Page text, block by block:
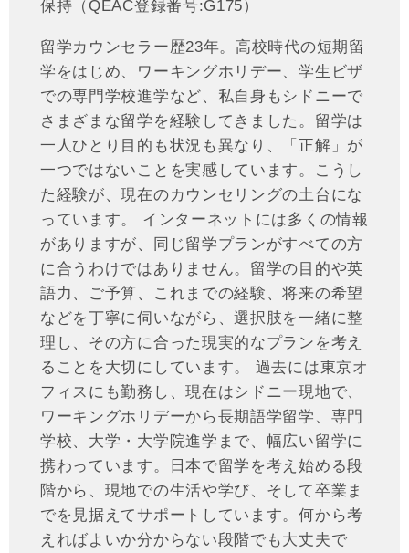
保持（QEAC登録番号:G175）
留学カウンセラー歴23年。高校時代の短期留
学をはじめ、ワーキングホリデー、学生ビザ
での専門学校進学など、私自身もシドニーで
さまざまな留学を経験してきました。留学は
一人ひとり目的も状況も異なり、「正解」が
一つではないことを実感しています。こうし
た経験が、現在のカウンセリングの土台にな
っています。 インターネットには多くの情報
がありますが、同じ留学プランがすべての方
に合うわけではありません。留学の目的や英
語力、ご予算、これまでの経験、将来の希望
などを丁寧に伺いながら、選択肢を一緒に整
理し、その方に合った現実的なプランを考え
ることを大切にしています。 過去には東京オ
フィスにも勤務し、現在はシドニー現地で、
ワーキングホリデーから長期語学留学、専門
学校、大学・大学院進学まで、幅広い留学に
携わっています。日本で留学を考え始める段
階から、現地での生活や学び、そして卒業ま
でを見据えてサポートしています。何から考
えればよいか分からない段階でも大丈夫で